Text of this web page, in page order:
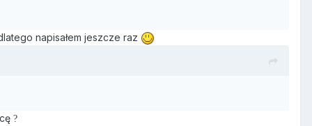
napisałem jeszcze raz
?